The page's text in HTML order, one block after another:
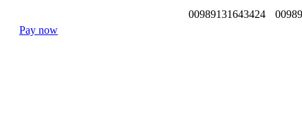
00989131643424
Pay now